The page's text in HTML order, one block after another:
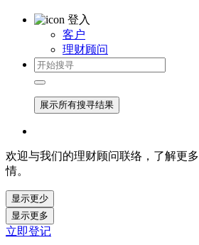
登入
客户
理财顾问
展示所有搜寻结果
欢迎与我们的理财顾问联络，了解更
情。
显示更少
显示更多
立即登记